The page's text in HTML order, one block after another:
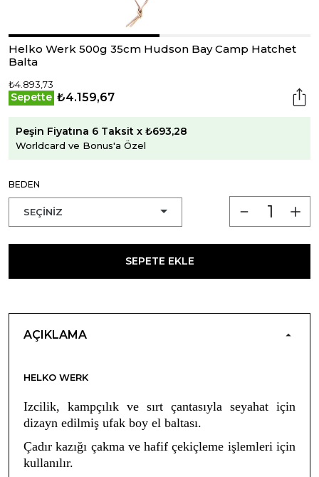
Helko Werk 500g 35cm Hudson Bay Camp Hatchet
Balta
₺4.893,73
Sepette ₺4.159,67
Peşin Fiyatına 6 Taksit x ₺693,28
Worldcard ve Bonus'a Özel
BEDEN
SEPETE EKLE
AÇIKLAMA
HELKO WERK
Izcilik, kampçılık ve sırt çantasıyla seyahat için
dizayn edilmiş ufak boy el baltası.
Çadır kazığı çakma ve hafif çekiçleme işlemleri için
kullanılır.